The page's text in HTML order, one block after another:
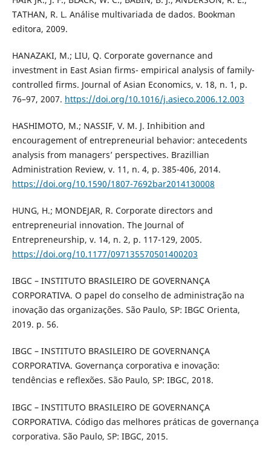
TATHAN, R. L. Análise multivariada de dados. Bookman
editora, 2009.
HANAZAKI, M.; LIU, Q. Corporate governance and
investment in East Asian firms- empirical analysis of family-
controlled firms. Journal of Asian Economics, v. 18, n. 1, p.
76–97, 2007. https://doi.org/10.1016/j.asieco.2006.12.003
HASHIMOTO, M.; NASSIF, V. M. J. Inhibition and
encouragement of entrepreneurial behavior: antecedents
analysis from managers’ perspectives. Brazillian
Administration Review, v. 11, n. 4, p. 385-406, 2014.
https://doi.org/10.1590/1807-7692bar2014130008
HUNG, H.; MONDEJAR, R. Corporate directors and
entrepreneurial innovation. The Journal of
Entrepreneurship, v. 14, n. 2, p. 117-129, 2005.
https://doi.org/10.1177/097135570501400203
IBGC – INSTITUTO BRASILEIRO DE GOVERNANÇA
CORPORATIVA. O papel do conselho de administração na
inovação das organizações. São Paulo, SP: IBGC Orienta,
2019. p. 56.
IBGC – INSTITUTO BRASILEIRO DE GOVERNANÇA
CORPORATIVA. Governança corporativa e inovação:
tendências e reflexões. São Paulo, SP: IBGC, 2018.
IBGC – INSTITUTO BRASILEIRO DE GOVERNANÇA
CORPORATIVA. Código das melhores práticas de governança
corporativa. São Paulo, SP: IBGC, 2015.